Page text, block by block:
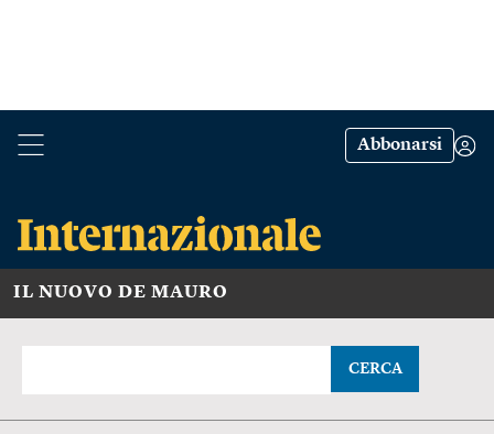
Abbonarsi
IL NUOVO DE MAURO
CERCA